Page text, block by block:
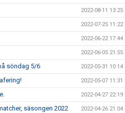
2022-08-11 13:25
2022-07-25 11:22
2022-06-22 17:44
2022-06-05 21:55
söndag 5/6 2022-05-31 10:14
2022-05-07 11:31
2022-04-27 22:19
säsongen 2022 2022-04-26 21:04